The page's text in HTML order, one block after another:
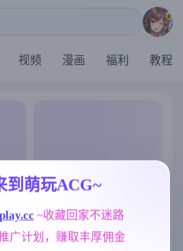
视频 漫画 福利 教程
到萌玩ACG~
~收藏回家不迷路
广计划，赚取丰厚佣金